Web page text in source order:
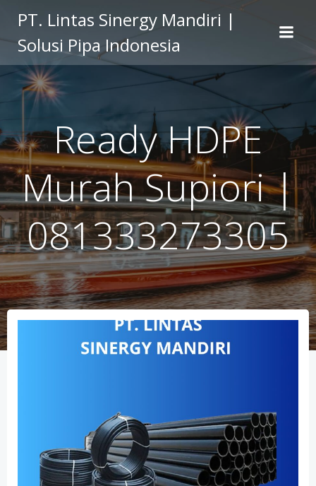
to
content
PT. Lintas Sinergy Mandiri |
Solusi Pipa Indonesia
Ready HDPE
Murah Supiori |
081333273305